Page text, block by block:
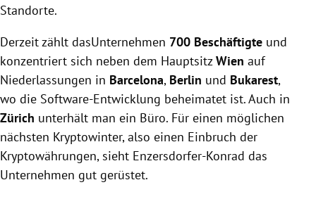
Standorte.
Derzeit zählt dasUnternehmen 700 Beschäftigte und
konzentriert sich neben dem HauptsitzWien auf
Niederlassungen in Barcelona, Berlin und Bukarest,
wo die Software-Entwicklung beheimatet ist. Auch in
Zürich unterhält man ein Büro. Für einen möglichen
nächsten Kryptowinter, also einen Einbruch der
Kryptowährungen, sieht Enzersdorfer-Konrad das
Unternehmen gut gerüstet.